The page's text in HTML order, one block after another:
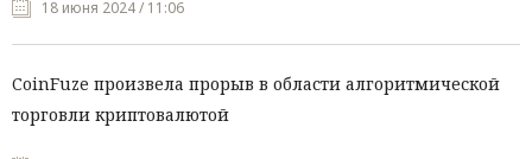
18 июня 2024 / 11:06
CoinFuze произвела прорыв в области алгоритмической
торговли криптовалютой